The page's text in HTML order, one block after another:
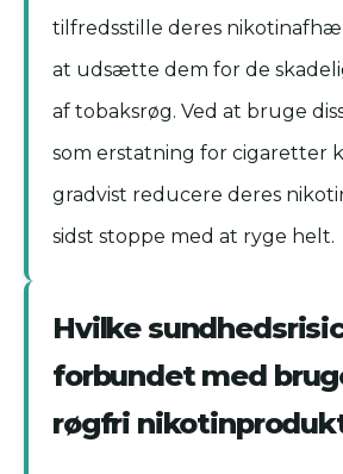
tilfredsstille deres
at udsætte dem for de
af tobaksrøg. Ved at bruge
som erstatning for cigaretter
gradvist reducere deres
sidst stoppe med at ryge helt.
Hvilke
forbundet med
røgfri